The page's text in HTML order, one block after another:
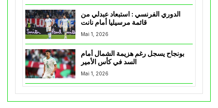
الدوري الفرنسي : استبعاد عبدلي من
قائمة مرسيليا أمام نانت
Mai 1, 2026
بونجاح يسجل رغم هزيمة الشمال أمام
السد في كأس الأمير
Mai 1, 2026